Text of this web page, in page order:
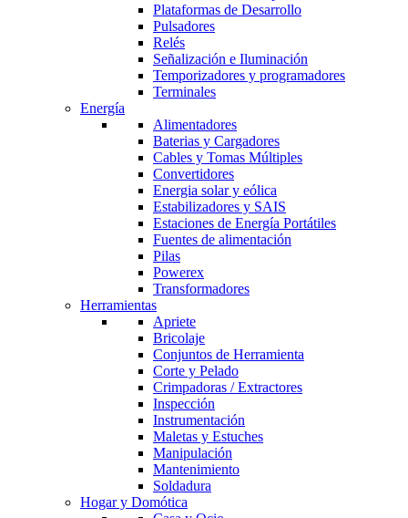
Plataformas de Desarrollo
Pulsadores
Relés
Señalización e Iluminación
Temporizadores y programadores
Terminales
Energía
Alimentadores
Baterias y Cargadores
Cables y Tomas Múltiples
Convertidores
Energia solar y eólica
Estabilizadores y SAIS
Estaciones de Energía Portátiles
Fuentes de alimentación
Pilas
Powerex
Transformadores
Herramientas
Apriete
Bricolaje
Conjuntos de Herramienta
Corte y Pelado
Crimpadoras / Extractores
Inspección
Instrumentación
Maletas y Estuches
Manipulación
Mantenimiento
Soldadura
Hogar y Domótica